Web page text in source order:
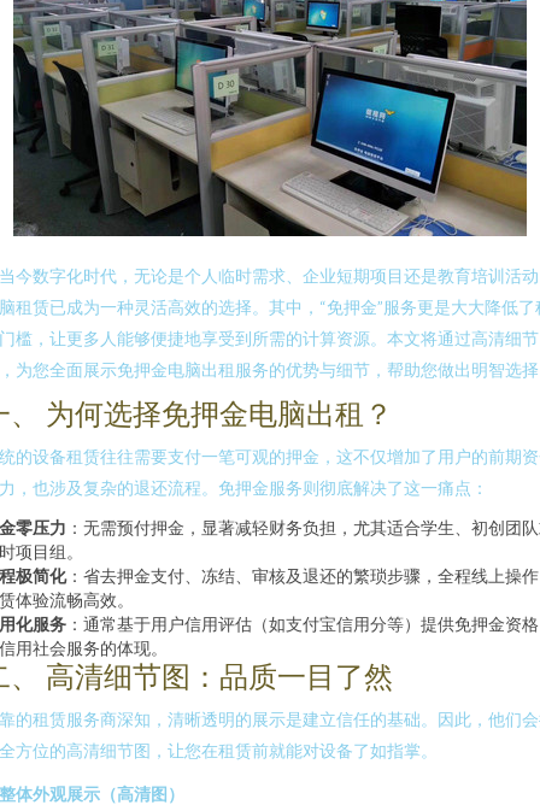
今数字化时代，无论是个人临时需求、企业短期项目还是教育培训活
租赁已成为一种灵活高效的选择。其中，“免押金”服务更是大大降低了
槛，让更多人能够便捷地享受到所需的计算资源。本文将通过高清细节
为您全面展示免押金电脑出租服务的优势与细节，帮助您做出明智选
、 为何选择免押金电脑出租？
的设备租赁往往需要支付一笔可观的押金，这不仅增加了用户的前期
，也涉及复杂的退还流程。免押金服务则彻底解决了这一痛点：
零压力 ：无需预付押金，显著减轻财务负担，尤其适合学生、初创团
项目组。
极简化：省去押金支付、冻结、审核及退还的繁琐步骤，全程线上操
体验流畅高效。
化服务 ：通常基于用户信用评估（如支付宝信用分等）提供免押金资
用社会服务的体现。
、 高清细节图：品质一目了然
的租赁服务商深知，清晰透明的展示是建立信任的基础。因此，他们
方位的高清细节图，让您在租赁前就能对设备了如指掌。
体外观展示（高清图）